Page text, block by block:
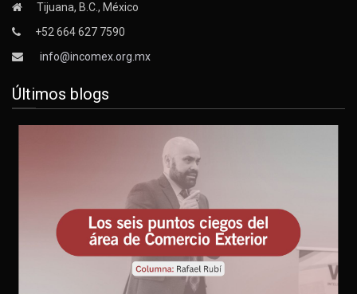
Tijuana, B.C., México
+52 664 627 7590
info@incomex.org.mx
Últimos blogs